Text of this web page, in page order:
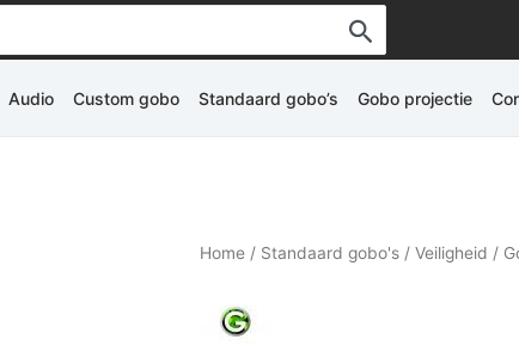
Audio Custom gobo Standaard gobo’s Gobo projectie
Home / Standaard gobo's /Veiligheid /